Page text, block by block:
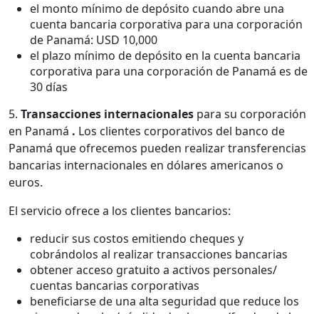
el monto mínimo de depósito cuando abre una
cuenta bancaria corporativa para una corporación
de Panamá: USD 10,000
el plazo mínimo de depósito en la cuenta bancaria
corporativa para una corporación de Panamá es de
30 días
5. Transacciones internacionales para su corporación
en Panamá . Los clientes corporativos del banco de
Panamá que ofrecemos pueden realizar transferencias
bancarias internacionales en dólares americanos o
euros.
El servicio ofrece a los clientes bancarios:
reducir sus costos emitiendo cheques y
cobrándolos al realizar transacciones bancarias
obtener acceso gratuito a activos personales/
cuentas bancarias corporativas
beneficiarse de una alta seguridad que reduce los